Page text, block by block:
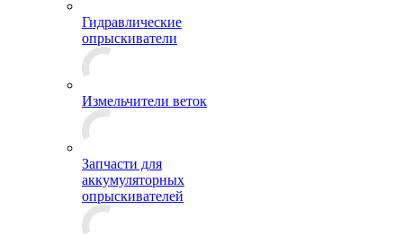
Гидравлические
опрыскиватели
Измельчители веток
Запчасти для
аккумуляторных
опрыскивателей